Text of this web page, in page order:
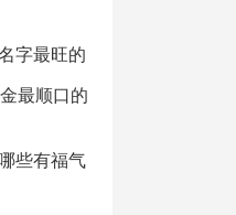
字最旺的
最顺口的
些有福气